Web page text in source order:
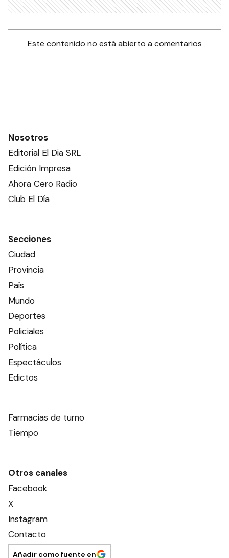
Este contenido no está abierto a comentarios
Nosotros
Editorial El Dia SRL
Edición Impresa
Ahora Cero Radio
Club El Día
Secciones
Ciudad
Provincia
País
Mundo
Deportes
Policiales
Política
Espectáculos
Edictos
Farmacias de turno
Tiempo
Otros canales
Facebook
X
Instagram
Contacto
Añadir como fuente en